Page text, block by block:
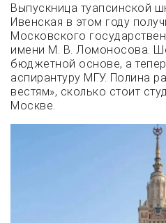
Выпускница туапсинской
Ивенская в этом году
Московского
имени М. В. Ломоносова.
бюджетной основе, а
аспирантуру МГУ. Полина
вестям», сколько стоит
Москве.